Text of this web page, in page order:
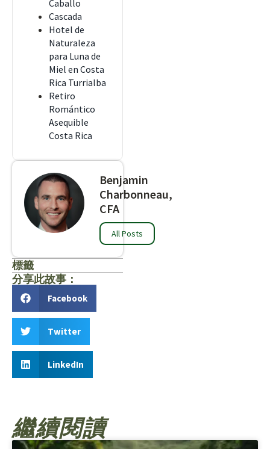
Caballo
Cascada
Hotel de
Naturaleza
para Luna de
Miel en Costa
Rica Turrialba
Retiro
Romántico
Asequible
Costa Rica
Benjamin
Charbonneau,
CFA
All Posts
標籤
分享此故事：
Facebook
Twitter
LinkedIn
繼續閱讀